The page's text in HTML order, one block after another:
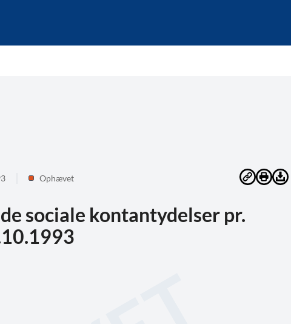
Ophævet
sociale kontantydelser pr.